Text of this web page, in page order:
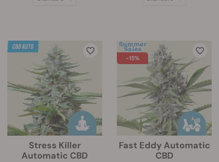
Stress Killer
Automatic CBD
-15%
Fast Eddy Automatic
CBD